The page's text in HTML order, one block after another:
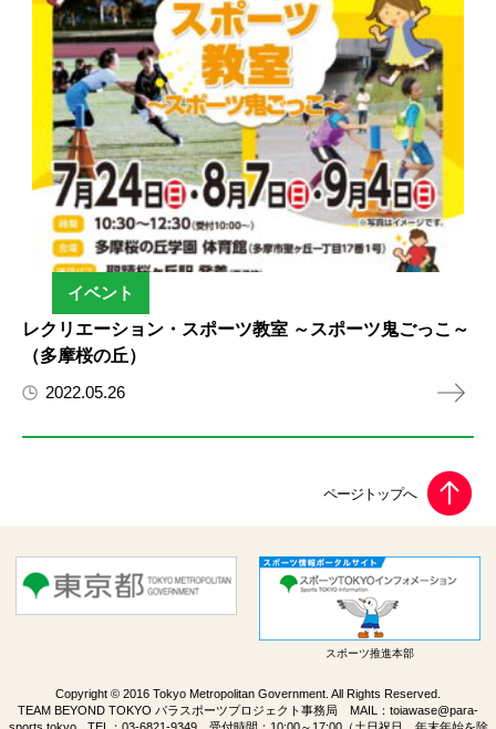
イベント
レクリエーション・スポーツ教室 ～スポーツ鬼ごっこ～
（多摩桜の丘）
2022.05.26
スポーツ推進本部
Copyright © 2016 Tokyo Metropolitan Government. All Rights Reserved.
TEAM BEYOND TOKYO パラスポーツプロジェクト事務局 MAIL： toiawase@para-